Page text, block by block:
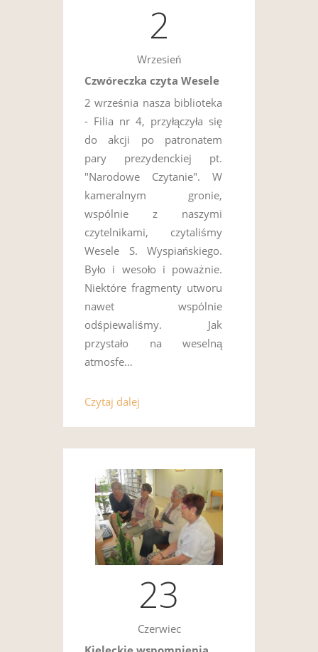
2
Wrzesień
Czwóreczka czyta Wesele
2 września nasza biblioteka
- Filia nr 4, przyłączyła się
do akcji po patronatem
pary prezydenckiej pt.
"Narodowe Czytanie". W
kameralnym gronie,
wspólnie z naszymi
czytelnikami, czytaliśmy
Wesele S. Wyspiańskiego.
Było i wesoło i poważnie.
Niektóre fragmenty utworu
nawet wspólnie
odśpiewaliśmy. Jak
przystało na weselną
atmosfe…
Czytaj dalej
23
Czerwiec